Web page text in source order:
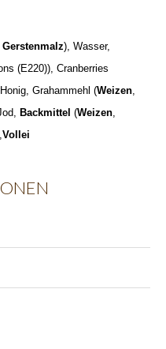
Gerstenmalz), Wasser,
(E220)), Cranberries
Grahammehl (Weizen,
Backmittel (Weizen,
Vollei